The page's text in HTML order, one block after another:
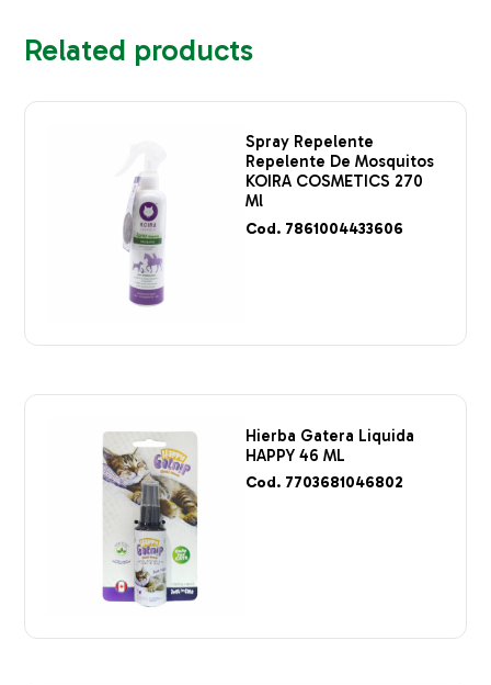
Related products
Spray Repelente
Repelente De Mosquitos
KOIRA COSMETICS 270
Ml
Cod. 7861004433606
Hierba Gatera Liquida
HAPPY 46 ML
Cod. 7703681046802